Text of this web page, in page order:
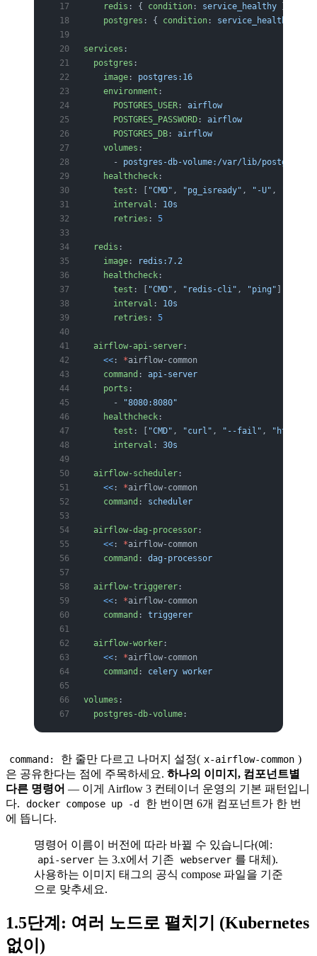
    redis
: { condition : service_healthy
    postgres
: { condition : service_healthy
services :
  postgres
:
    image
: postgres:16
    environment
:
      POSTGRES_USER
: airflow
      POSTGRES_PASSWORD
: airflow
      POSTGRES_DB
: airflow
    volumes
:
      -
postgres-db-volume:/var/lib/postgresql/
    healthcheck
:
      test
: [ "CMD" , "pg_isready" , "-U" ,
      interval
: 10s
      retries
: 5
  redis
:
    image
:
redis:7.2
    healthcheck
:
      test
: [ "CMD" , "redis-cli" , "ping"
      interval
: 10s
      retries
: 5
  airflow-api-server
:
    <<
: *airflow-common
    command
: api-server
    ports
:
      -
"8080:8080"
    healthcheck
:
      test
: [ "CMD" , "curl" , "--fail" ,
"http://
      interval
: 30s
  airflow-scheduler
:
    <<
: *airflow-common
    command
: scheduler
  airflow-dag-processor
:
    <<
: *airflow-common
    command
: dag-processor
  airflow-triggerer
:
    <<
: *airflow-common
    command
: triggerer
  airflow-worker
:
    <<
: *airflow-common
    command
: celery worker
volumes :
  postgres-db-volume
:
command: 한 줄만 다르고 나머지 설정( x-airflow-common )
은 공유한다는 점에 주목하세요. 하나의 이미지, 컴포넌트별
다른 명령어 — 이게 Airflow 3 컨테이너 운영의 기본 패턴입니
다.
docker compose up -d
한 번이면 6개 컴포넌트가 한 번
에 뜹니다.
명령어 이름이 버전에 따라 바뀔 수 있습니다(예:
api-server 는 3.x에서 기존 webserver 를 대체).
사용하는 이미지 태그의 공식 compose 파일을 기준
으로 맞추세요.
1.5단계: 여러 노드로 펼치기 (Kubernetes
없이)